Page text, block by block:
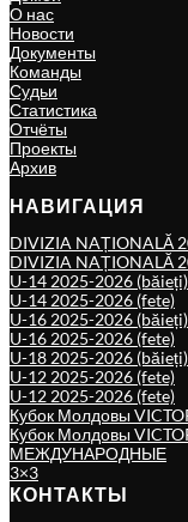
О нас
Новости
Документы
Команды
Судьи
Статистика
Отчёты
Проекты
Архив
НАВИГАЦИЯ
DIVIZIA NAȚIONALĂ
DIVIZIA NAȚIONALĂ
U-14 2025-2026 (băieți)
U-14 2025-2026 (fete)
U-16 2025-2026 (băieți)
U-16 2025-2026 (fete)
U-18 2025-2026 (băieți)
U-12 2025-2026 (fete)
U-12 2025-2026 (fete)
Кубок Молдовы
Кубок Молдовы
МЕЖДУНАРОДНЫЕ
3×3
КОНТАКТЫ